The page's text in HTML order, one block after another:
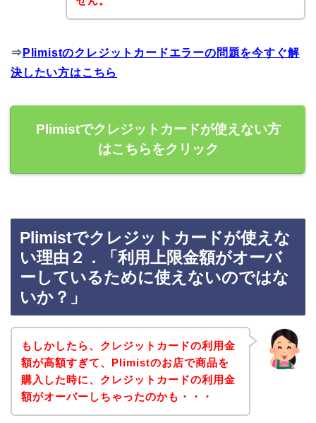
⇒ Plimistのクレジットカードエラーの問題を今すぐ解
決したい方はこちら
Plimistでクレジットカードが使えない方
はこちらをクリック
Plimistでクレジットカードが使えな
い理由２．「利用上限金額がオーバ
ーしているために使えないのではな
いか？」
もしかしたら、クレジットカードの利用金
額が高額すぎて、Plimistのお店で商品を
購入した時に、クレジットカードの利用金
額がオーバーしちゃったのかも・・・